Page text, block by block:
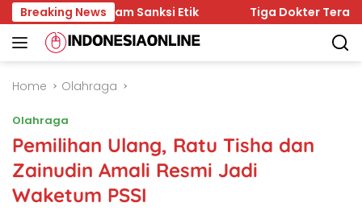
Skip
to
content
Breaking News
Terancam Sanksi Etik Tiga Dokter Terancam
Home Olahraga
Olahraga
Pemilihan Ulang, Ratu Tisha dan
Zainudin Amali Resmi Jadi
Waketum PSSI